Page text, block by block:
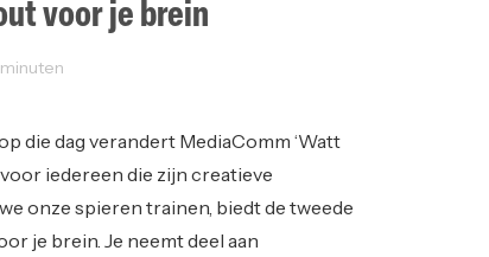
voor je brein
die dag verandert MediaComm ‘Watt
iedereen die zijn creatieve
onze spieren trainen, biedt de tweede
je brein. Je neemt deel aan